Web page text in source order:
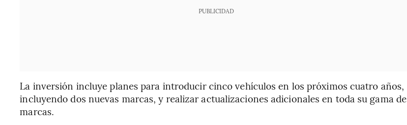
PUBLICIDAD
La inversión incluye planes para introducir cinco vehículos en los próximos cuatro años,
incluyendo dos nuevas marcas, y realizar actualizaciones adicionales en toda su gama de
marcas.